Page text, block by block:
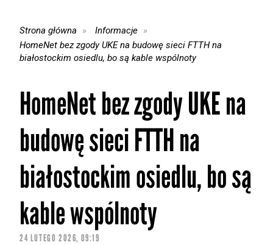
Strona główna
Informacje
HomeNet bez zgody UKE na budowę sieci FTTH na
białostockim osiedlu, bo są kable wspólnoty
HomeNet bez zgody UKE na
budowę sieci FTTH na
białostockim osiedlu, bo są
kable wspólnoty
24 LUTEGO 2026, 09:19